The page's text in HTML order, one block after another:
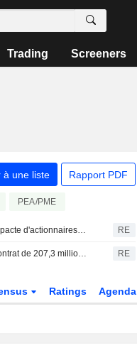
Trading Screeners
à une liste Rapport PDF
PEA/PME
Duro Felguera : fin du pacte d'actionnaires entre Grupo Prodi et MEM après le rachat d'actions RE
Mota Engil signe un contrat de 207,3 millions d'euros pour la construction de la phase 1 de la nouvelle gigafactory de Sines RE
Ratings Agenda